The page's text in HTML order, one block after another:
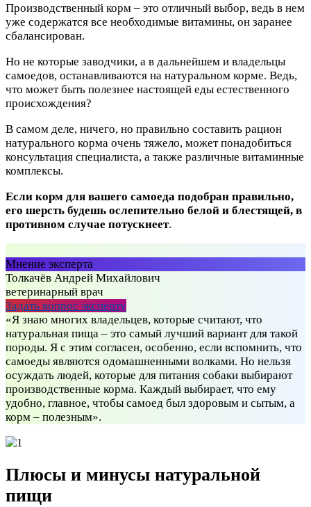
Производственный корм – это отличный выбор, ведь в нем
уже содержатся все необходимые витамины, он заранее
сбалансирован.
Но не которые заводчики, а в дальнейшем и владельцы
самоедов, останавливаются на натуральном корме. Ведь,
что может быть полезнее настоящей еды естественного
происхождения?
В самом деле, ничего, но правильно составить рацион
натурального корма очень тяжело, может понадобиться
консультация специалиста, а также различные витаминные
комплексы.
Если корм для вашего самоеда подобран правильно,
его шерсть будешь ослепительно белой и блестящей, в
противном случае потускнеет.
Мнение эксперта
Толкачёв Андрей Михайлович
ветеринарный врач
Задать вопрос эксперту
«Я знаю многих владельцев, которые считают, что
натуральная пища – это самый лучший вариант для такой
породы. Я с этим согласен, особенно, если вспомнить, что
самоеды являются одомашненными волками. Но нельзя
осуждать людей, которые для питания собаки выбирают
производственные корма. Каждый выбирает, что ему
удобно, главное, чтобы самоед был здоровым и сытым, а
корм – полезным».
Плюсы и минусы натуральной
пищи